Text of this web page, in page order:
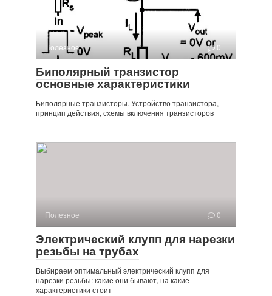
Полезное 0
Биполярный транзистор
основные характеристики
Биполярные транзисторы. Устройство транзистора,
принцип действия, схемы включения транзисторов
Полезное 0
Электрический клупп для нарезки
резьбы на трубах
Выбираем оптимальный электрический клупп для
нарезки резьбы: какие они бывают, на какие
характеристики стоит